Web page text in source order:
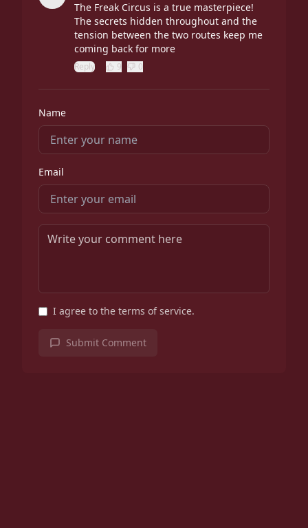
The Freak Circus is a true masterpiece!
The secrets hidden throughout and the
tension between the two routes keep me
coming back for more
Reply 9 0
Name
Email
I agree to the terms of service.
Submit Comment